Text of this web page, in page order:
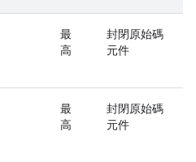
最
高
封閉原始碼
元件
最
高
封閉原始碼
元件